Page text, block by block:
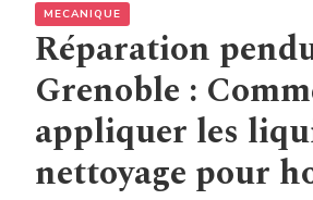
MECANIQUE
Réparation
Grenoble :
appliquer les
nettoyage pour